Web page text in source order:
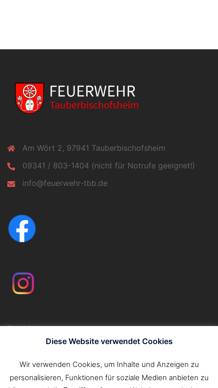
Am Wört 2, 97941 Tauberbischofsheim
09341 / 803-1404 (nicht für Notrufe geeignet!)
info@feuerwehr-tbb.de
Kontakt
ImpressumDiese Website verwendet Cookies
Wir verwenden Cookies, um Inhalte und Anzeigen zu
personalisieren, Funktionen für soziale Medien anbieten zu